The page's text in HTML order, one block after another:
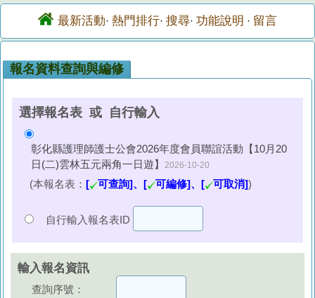
最新活動· 熱門排行· 搜尋· 功能說明 · 留言
報名資料查詢與編修
選擇報名表 或 自行輸入
彰化縣護理師護士公會2026年度會員聯誼活動【10月20
日(二)雲林五元兩角一日遊】 2026-10-20
(本報名表： [ 可查詢]、[ 可編修]、[ 可取消])
自行輸入報名表ID
輸入報名資訊
查詢序號：